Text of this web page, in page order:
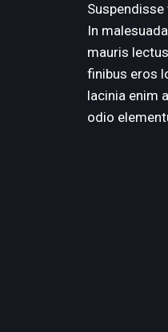
In
mauris
finibus eros
lacinia enim
odio